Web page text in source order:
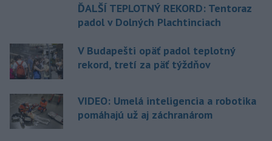
ĎALŠÍ TEPLOTNÝ REKORD: Tentoraz
padol v Dolných Plachtinciach
V Budapešti opäť padol teplotný
rekord, tretí za päť týždňov
VIDEO: Umelá inteligencia a robotika
pomáhajú už aj záchranárom